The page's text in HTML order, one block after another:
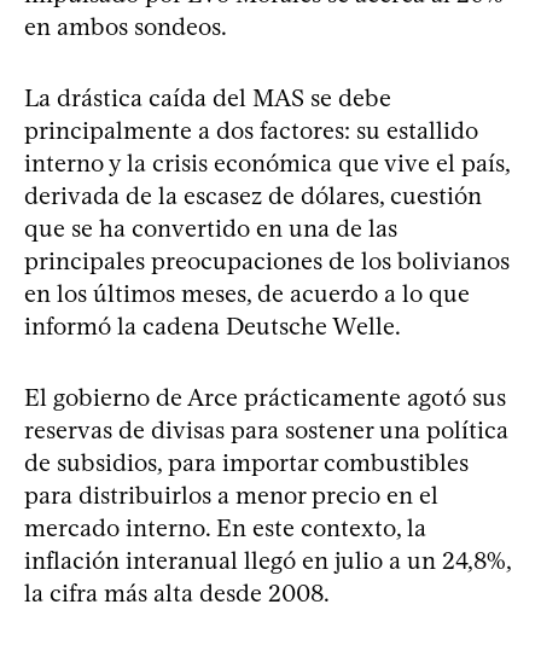
en ambos sondeos.
La drástica caída del MAS se debe
principalmente a dos factores: su estallido
interno y la crisis económica que vive el país,
derivada de la escasez de dólares, cuestión
que se ha convertido en una de las
principales preocupaciones de los bolivianos
en los últimos meses, de acuerdo a lo que
informó la cadena Deutsche Welle.
El gobierno de Arce prácticamente agotó sus
reservas de divisas para sostener una política
de subsidios, para importar combustibles
para distribuirlos a menor precio en el
mercado interno. En este contexto, la
inflación interanual llegó en julio a un 24,8%,
la cifra más alta desde 2008.